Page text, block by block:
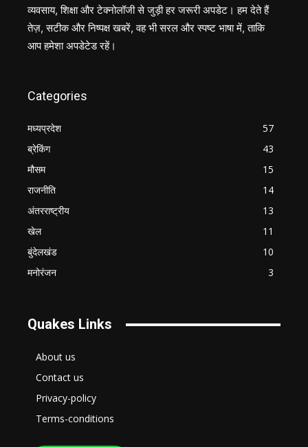
व्यवसाय, शिक्षा और टेक्नोलॉजी से जुड़ी हर जरूरी अपडेट। हम देते हैं
तेज़, सटीक और निष्पक्ष खबरें, वह भी सरल और स्पष्ट भाषा में, ताकि
आप हमेशा अपडेटेड रहें।
Categories
मध्यप्रदेश
57
ब्रेकिंग
43
मौसम
15
राजनीति
14
अंतरराष्ट्रीय
13
खेल
11
बुंदेलखंड
10
मनोरंजन
3
Quakes Links
About us
Contact us
Privacy-policy
Terms-conditions